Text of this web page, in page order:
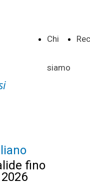
Chi
siamo
fino